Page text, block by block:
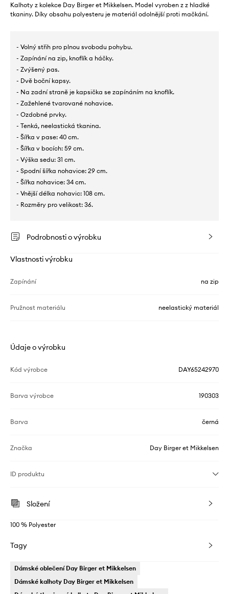
Kalhoty z kolekce Day Birger et Mikkelsen. Model vyroben z z hladké
tkaniny. Díky obsahu polyesteru je materiál odolnější proti mačkání.
- Volný střih pro plnou svobodu pohybu.
- Zapínání na zip, knoflík a háčky.
- Zvýšený pas.
- Dvě boční kapsy.
- Na zadní straně je kapsička se zapínáním na knoflík.
- Zažehlené tvarované nohavice.
- Ozdobné prvky.
- Tenká, neelastická tkanina.
- Šířka v pase: 40 cm.
- Šířka v bocích: 59 cm.
- Výška sedu: 31 cm.
- Spodní šířka nohavice: 29 cm.
- Šířka nohavice: 34 cm.
- Vnější délka nohavic: 108 cm.
- Rozměry pro velikost: 36.
Podrobnosti o výrobku
Vlastnosti výrobku
Zapínání na zip
Pružnost materiálu neelastický materiál
Údaje o výrobku
Kód výrobce DAY65242970
Barva výrobce 190303
Barva černá
Značka Day Birger et Mikkelsen
ID produktu
Složení
100 % Polyester
Tagy
Dámské oblečení Day Birger et Mikkelsen
Dámské kalhoty Day Birger et Mikkelsen